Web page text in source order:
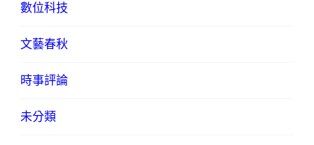
數位科技
文藝春秋
時事評論
未分類